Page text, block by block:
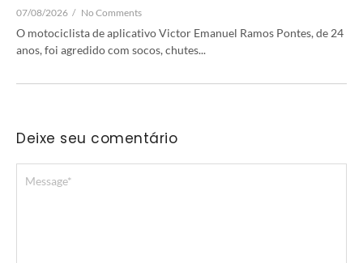
07/08/2026 / No Comments
O motociclista de aplicativo Victor Emanuel Ramos Pontes, de 24
anos, foi agredido com socos, chutes...
Deixe seu comentário